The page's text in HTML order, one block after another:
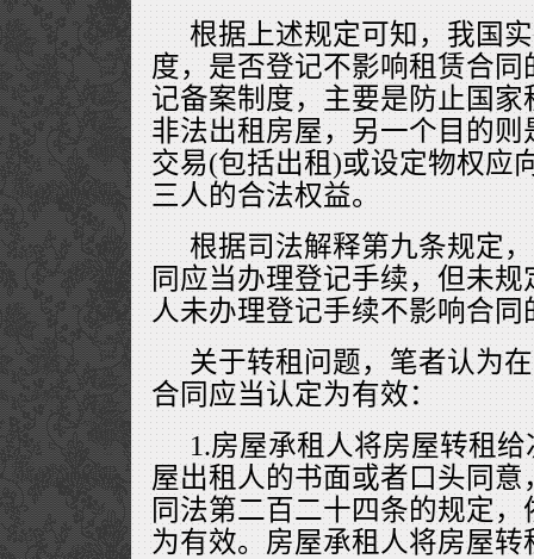
根据上述规定可知，我国
度，是否登记不影响租赁合
记备案制度，主要是防止国
非法出租房屋，另一个目的
交易(包括出租)或设定物权应
三人的合法权益。
根据司法解释第九条规定
同应当办理登记手续，但未
人未办理登记手续不影响合同
关于转租问题，笔者认为
合同应当认定为有效：
1.房屋承租人将房屋转租
屋出租人的书面或者口头同
同法第二百二十四条的规定
为有效。房屋承租人将房屋